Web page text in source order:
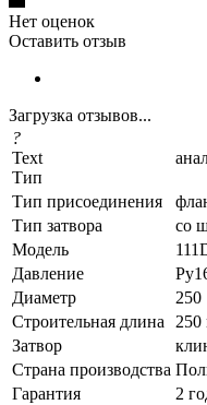
Нет оценок
Оставить отзыв
Загрузка отзывов...
?
Text
Тип
Тип присоединения
Тип затвора
со
Модель
Давление
Диаметр
250
Строительная длина
Затвор
Страна производства
Гарантия
2